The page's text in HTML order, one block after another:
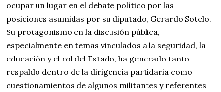
ocupar un lugar en el debate político por las
posiciones asumidas por su diputado, Gerardo Sotelo.
Su protagonismo en la discusión pública,
especialmente en temas vinculados a la seguridad, la
educación y el rol del Estado, ha generado tanto
respaldo dentro de la dirigencia partidaria como
cuestionamientos de algunos militantes y referentes